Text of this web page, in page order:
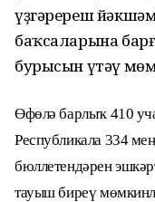
үҙгәререш
баҡсаларына
бурысын үтәү
Өфөлә барлыҡ 410
Республикала 334
бюллетендәрен
тауыш биреү